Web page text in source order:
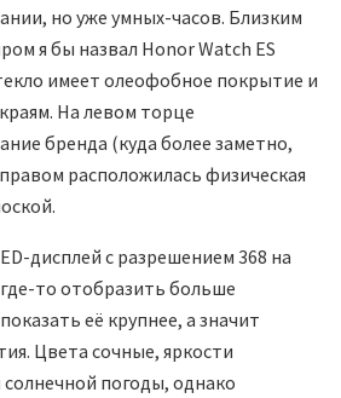
но уже умных-часов. Близким
я бы назвал Honor Watch ES
имеет олеофобное покрытие и
На левом торце
бренда (куда более заметно,
расположилась физическая
дисплей с разрешением 368 на
то отобразить больше
её крупнее, а значит
Цвета сочные, яркости
погоды, однако